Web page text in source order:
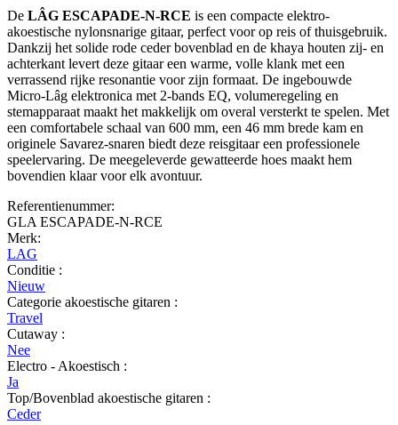
De LÂG ESCAPADE-N-RCE is een compacte elektro-
akoestische nylonsnarige gitaar, perfect voor op reis of thuisgebruik.
Dankzij het solide rode ceder bovenblad en de khaya houten zij- en
achterkant levert deze gitaar een warme, volle klank met een
verrassend rijke resonantie voor zijn formaat. De ingebouwde
Micro-Lâg elektronica met 2-bands EQ, volumeregeling en
stemapparaat maakt het makkelijk om overal versterkt te spelen. Met
een comfortabele schaal van 600 mm, een 46 mm brede kam en
originele Savarez-snaren biedt deze reisgitaar een professionele
speelervaring. De meegeleverde gewatteerde hoes maakt hem
bovendien klaar voor elk avontuur.
Referentienummer:
GLA ESCAPADE-N-RCE
Merk:
LAG
Conditie :
Nieuw
Categorie akoestische gitaren :
Travel
Cutaway :
Nee
Electro - Akoestisch :
Ja
Top/Bovenblad akoestische gitaren :
Ceder